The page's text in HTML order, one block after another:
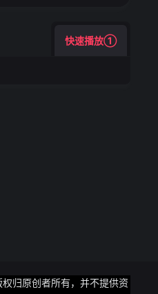
快速播放①
归原创者所有，并不提供资